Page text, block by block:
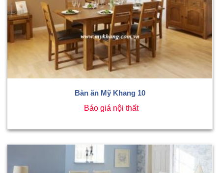
Bàn ăn Mỹ Khang 10
Báo giá nội thất